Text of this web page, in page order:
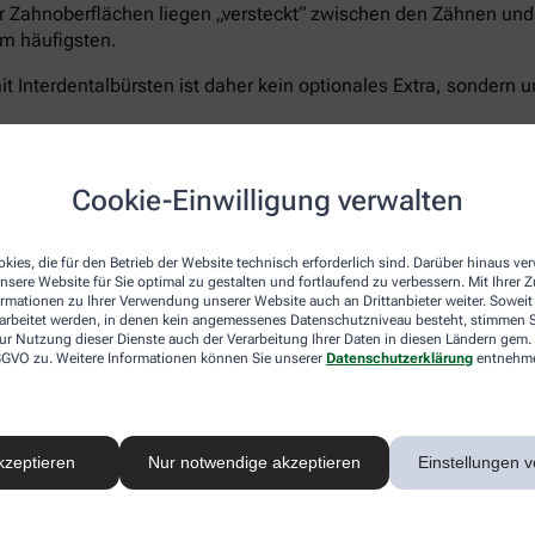
Cookie-Einwilligung verwalten
die für den Betrieb der Website technisch erforderlich sind. Darüber hinaus
Website für Sie optimal zu gestalten und fortlaufend zu verbessern. Mit Ihrer
zu Ihrer Verwendung unserer Website auch an Drittanbieter weiter. Soweit
werden, in denen kein angemessenes Datenschutzniveau besteht, stimmen
Nutzung dieser Dienste auch der Verarbeitung Ihrer Daten in diesen Ländern
zu. Weitere Informationen können Sie unserer Datenschutzerklärung
Nur notwendige akzeptieren Einstellungen
liegen „versteckt“ zwischen den Zähnen
häufigsten.
Interdentalbürsten ist daher kein optionales Extra, sondern
5.460 Filamenten für eine schonend-gründliche
Zahnpasta Enzycal 1450, die die natürliche
Außerdem dasCPS prime Starter Set– ein
Größen für eine vollständige und umfassende
Sanft zu Zähnen und Zahnfleisch – unerbittlich
der
schonen aber Zahnfleisch und- schmelz. Der
ermöglicht ein präzises, wirkungsvolles